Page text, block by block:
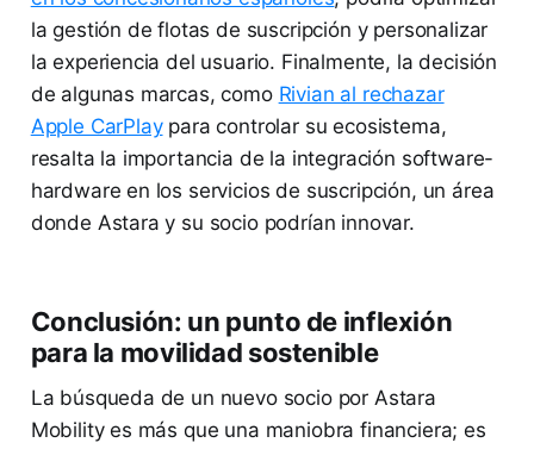
la gestión de flotas de suscripción y personalizar
la experiencia del usuario. Finalmente, la decisión
de algunas marcas, como Rivian al rechazar
Apple CarPlaypara controlar su ecosistema,
resalta la importancia de la integración software-
hardware en los servicios de suscripción, un área
donde Astara y su socio podrían innovar.
Conclusión: un punto de inflexión
para la movilidad sostenible
La búsqueda de un nuevo socio por Astara
Mobility es más que una maniobra financiera; es